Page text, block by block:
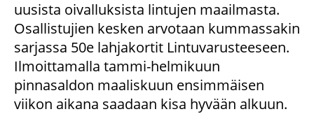
uusista oivalluksista lintujen maailmasta.
Osallistujien kesken arvotaan kummassakin
sarjassa 50e lahjakortit Lintuvarusteeseen.
Ilmoittamalla tammi-helmikuun
pinnasaldon maaliskuun ensimmäisen
viikon aikana saadaan kisa hyvään alkuun.